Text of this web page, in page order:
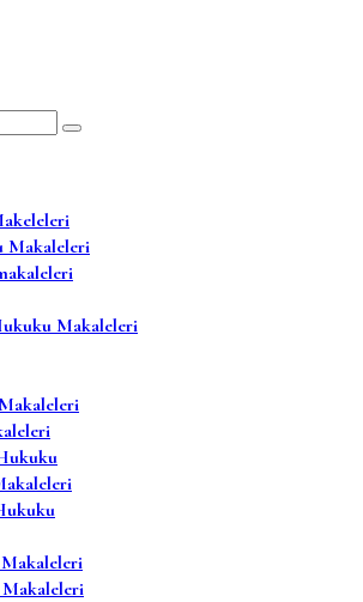
Makaleleri
Makaleleri